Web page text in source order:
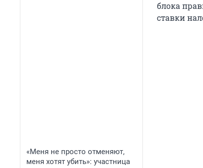
«Меня не просто отменяют,
меня хотят убить»: участница
блока
ставки